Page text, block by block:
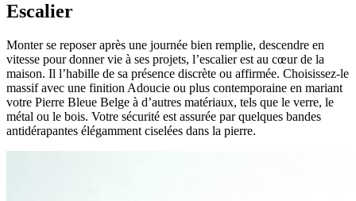
Escalier
Monter se reposer après une journée bien remplie, descendre en
vitesse pour donner vie à ses projets, l’escalier est au cœur de la
maison. Il l’habille de sa présence discrète ou affirmée. Choisissez-le
massif avec une finition Adoucie ou plus contemporaine en mariant
votre Pierre Bleue Belge à d’autres matériaux, tels que le verre, le
métal ou le bois. Votre sécurité est assurée par quelques bandes
antidérapantes élégamment ciselées dans la pierre.